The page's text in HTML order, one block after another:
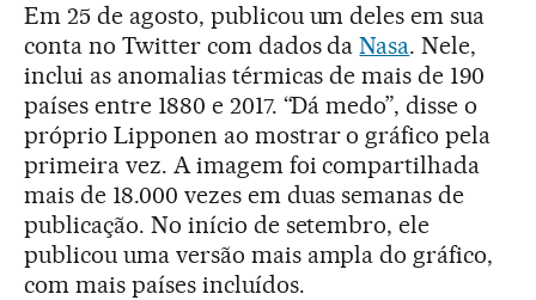
Em 25 de agosto, publicou um deles em sua
conta no Twitter com dados daNasa. Nele,
inclui as anomalias térmicas de mais de 190
países entre 1880 e 2017. “Dá medo”, disse o
próprio Lipponen ao mostrar o gráfico pela
primeira vez. A imagem foi compartilhada
mais de 18.000 vezes em duas semanas de
publicação. No início de setembro, ele
publicou uma versão mais ampla do gráfico,
com mais países incluídos.